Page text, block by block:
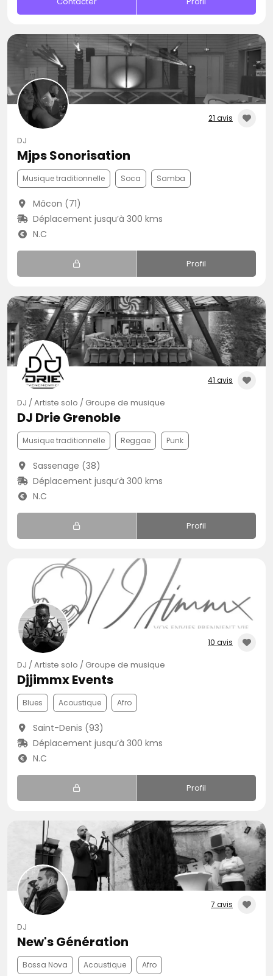
21 avis
DJ
Mjps Sonorisation
Musique traditionnelle Soca Samba
Mâcon (71)
Déplacement jusqu’à 300 kms
N.C
Profil
41 avis
DJ / Artiste solo / Groupe de musique
DJ Drie Grenoble
Musique traditionnelle Reggae Punk
Sassenage (38)
Déplacement jusqu’à 300 kms
N.C
Profil
10 avis
DJ / Artiste solo / Groupe de musique
Djjimmx Events
Blues Acoustique Afro
Saint-Denis (93)
Déplacement jusqu’à 300 kms
N.C
Profil
7 avis
DJ
New's Génération
Bossa Nova Acoustique Afro